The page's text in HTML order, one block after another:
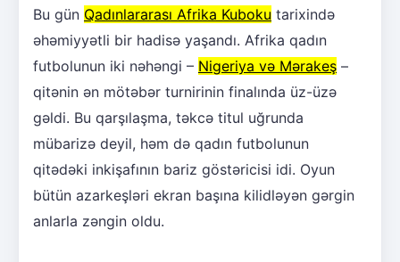
Bu gün Qadınlararası Afrika Kuboku tarixində
əhəmiyyətli bir hadisə yaşandı. Afrika qadın
futbolunun iki nəhəngi – Nigeriya və Mərakeş –
qitənin ən mötəbər turnirinin finalında üz-üzə
gəldi. Bu qarşılaşma, təkcə titul uğrunda
mübarizə deyil, həm də qadın futbolunun
qitədəki inkişafının bariz göstəricisi idi. Oyun
bütün azarkeşləri ekran başına kilidləyən gərgin
anlarla zəngin oldu.